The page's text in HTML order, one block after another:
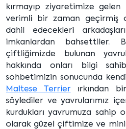
kırmayıp ziyaretimize
verimli bir zaman geçirmiş
dahil edecekleri
imkanlardan bahsettiler.
çiftliğimizde bulunan
hakkında onları bilgi
sohbetimizin sonucunda
Maltese Terrier ırkından
söylediler ve yavrularımız
kurdukları yavrumuza sahip
olarak güzel çiftimize ve